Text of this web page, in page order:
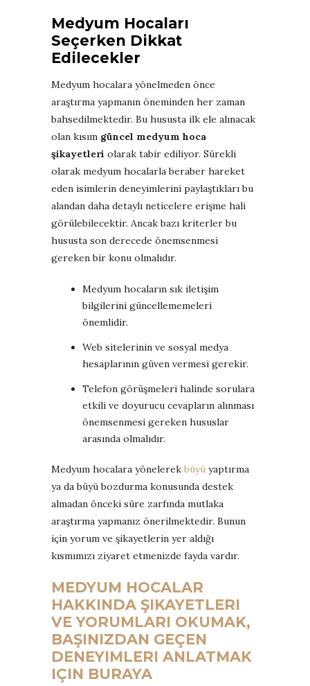
Medyum Hocaları
Seçerken Dikkat
Edilecekler
Medyum hocalara yönelmeden önce
araştırma yapmanın öneminden her zaman
bahsedilmektedir. Bu hususta ilk ele alınacak
olan kısım güncel medyum hoca
şikayetleri olarak tabir ediliyor. Sürekli
olarak medyum hocalarla beraber hareket
eden isimlerin deneyimlerini paylaştıkları bu
alandan daha detaylı neticelere erişme hali
görülebilecektir. Ancak bazı kriterler bu
hususta son derecede önemsenmesi
gereken bir konu olmalıdır.
Medyum hocaların sık iletişim
bilgilerini güncellememeleri
önemlidir.
Web sitelerinin ve sosyal medya
hesaplarının güven vermesi gerekir.
Telefon görüşmeleri halinde sorulara
etkili ve doyurucu cevapların alınması
önemsenmesi gereken hususlar
arasında olmalıdır.
Medyum hocalara yönelerek büyü yaptırma
ya da büyü bozdurma konusunda destek
almadan önceki süre zarfında mutlaka
araştırma yapmanız önerilmektedir. Bunun
için yorum ve şikayetlerin yer aldığı
kısmımızı ziyaret etmenizde fayda vardır.
MEDYUM HOCALAR
HAKKINDA ŞIKAYETLERI
VE YORUMLARI OKUMAK,
BAŞINIZDAN GEÇEN
DENEYIMLERI ANLATMAK
IÇIN BURAYA